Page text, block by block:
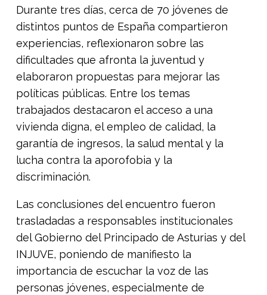
Durante tres días, cerca de 70 jóvenes de
distintos puntos de España compartieron
experiencias, reflexionaron sobre las
dificultades que afronta la juventud y
elaboraron propuestas para mejorar las
políticas públicas. Entre los temas
trabajados destacaron el acceso a una
vivienda digna, el empleo de calidad, la
garantía de ingresos, la salud mental y la
lucha contra la aporofobia y la
discriminación.
Las conclusiones del encuentro fueron
trasladadas a responsables institucionales
del Gobierno del Principado de Asturias y del
INJUVE, poniendo de manifiesto la
importancia de escuchar la voz de las
personas jóvenes, especialmente de